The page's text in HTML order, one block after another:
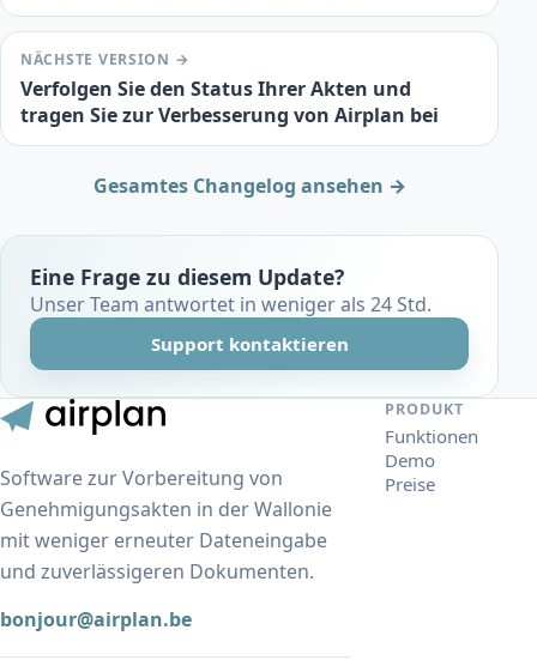
NÄCHSTE VERSION →
Verfolgen Sie den Status Ihrer Akten und
tragen Sie zur Verbesserung von Airplan bei
Gesamtes Changelog ansehen →
Eine Frage zu diesem Update?
Unser Team antwortet in weniger als 24 Std.
Support kontaktieren
Software zur Vorbereitung von
Genehmigungsakten in der Wallonie
mit weniger erneuter Dateneingabe
und zuverlässigeren Dokumenten.
bonjour@airplan.be
PRODUKT
Funktionen
Demo
Preise